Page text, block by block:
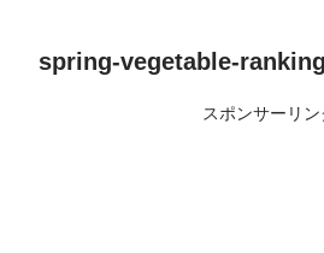
spring-vegetable-
スポンサーリン